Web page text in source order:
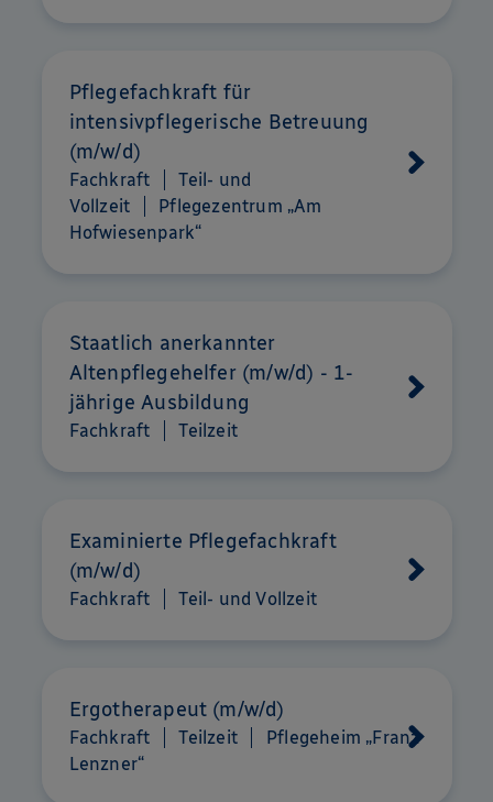
Pflegefachkraft für
intensivpflegerische Betreuung
(m/w/d)
Fachkraft
Teil- und
Vollzeit
Pflegezentrum „Am
Hofwiesenpark“
Staatlich anerkannter
Altenpflegehelfer (m/w/d) - 1-
jährige Ausbildung
Fachkraft Teilzeit
Examinierte Pflegefachkraft
(m/w/d)
Fachkraft Teil- und Vollzeit
Ergotherapeut (m/w/d)
Fachkraft Teilzeit
Pflegeheim „Franz
Lenzner“